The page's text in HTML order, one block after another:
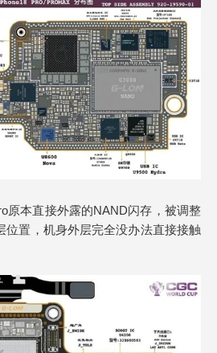
原本直接外露的NAND闪存，被调整
位置，机身外层完全没办法直接接触